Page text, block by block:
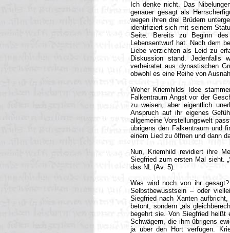
Ich denke nicht. Das
genauer gesagt als
wegen ihren drei Brüdern
identifiziert sich mit seinem
Seite. Bereits zu Beginn
Lebensentwurf hat. Nach dem
Liebe verzichten als Leid zu
Diskussion stand. Jedenfalls
verheiratet aus dynastischen
obwohl es eine Reihe von
Woher Kriemhilds Idee
Falkentraum Angst vor der
zu weisen, aber eigentlich
Anspruch auf ihr eigenes
allgemeine Vorstellungswelt
übrigens den Falkentraum und
einem Lied zu öffnen und dann
Nun, Kriemhild revidiert ihre
Siegfried zum ersten Mal sieht.
das NL (Av. 5).
Was wird noch von ihr
Selbstbewusstsein – oder
Siegfried nach Xanten
betont, sondern „als
begehrt sie. Von Siegfried
Schwägern, die ihm übrigens
ja über den Hort verfügen.